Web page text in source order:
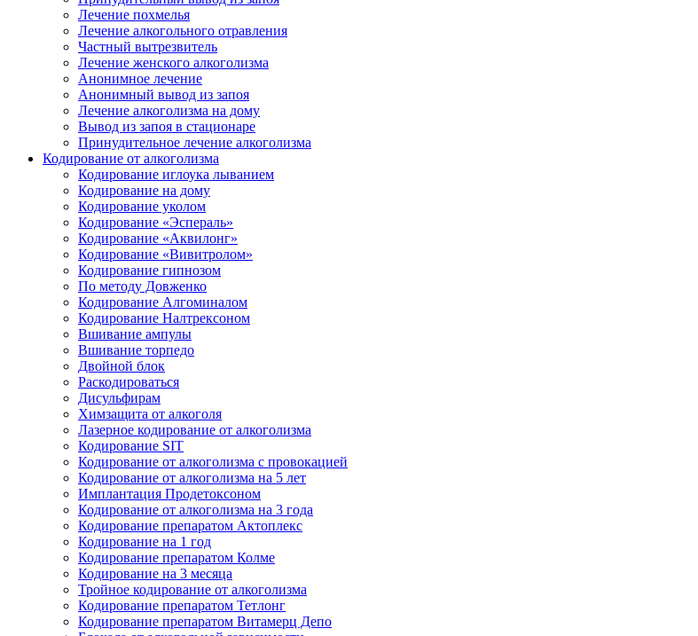
Лечение похмелья
Лечение алкогольного отравления
Частный вытрезвитель
Лечение женского алкоголизма
Анонимное лечение
Анонимный вывод из запоя
Лечение алкоголизма на дому
Вывод из запоя в стационаре
Принудительное лечение алкоголизма
Кодирование от алкоголизма
Кодирование иглоука лыванием
Кодирование на дому
Кодирование уколом
Кодирование «Эспераль»
Кодирование «Аквилонг»
Кодирование «Вивитролом»
Кодирование гипнозом
По методу Довженко
Кодирование Алгоминалом
Кодирование Налтрексоном
Вшивание ампулы
Вшивание торпедо
Двойной блок
Раскодироваться
Дисульфирам
Химзащита от алкоголя
Лазерное кодирование от алкоголизма
Кодирование SIT
Кодирование от алкоголизма с провокацией
Кодирование от алкоголизма на 5 лет
Имплантация Продетоксоном
Кодирование от алкоголизма на 3 года
Кодирование препаратом Актоплекс
Кодирование на 1 год
Кодирование препаратом Колме
Кодирование на 3 месяца
Тройное кодирование от алкоголизма
Кодирование препаратом Тетлонг
Кодирование препаратом Витамерц Депо